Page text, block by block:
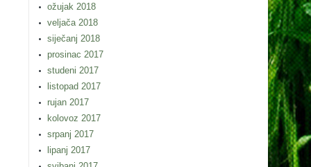
ožujak 2018
veljača 2018
siječanj 2018
prosinac 2017
studeni 2017
listopad 2017
rujan 2017
kolovoz 2017
srpanj 2017
lipanj 2017